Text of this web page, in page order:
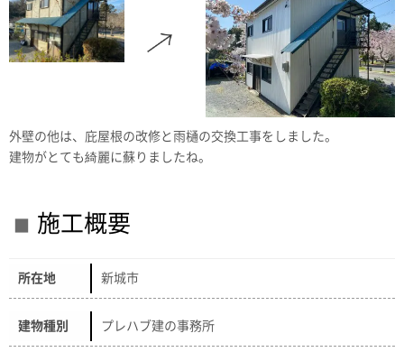
外壁の他は、庇屋根の改修と雨樋の交換工事をしました。
建物がとても綺麗に蘇りましたね。
施工概要
所在地 新城市
建物種別 プレハブ建の事務所